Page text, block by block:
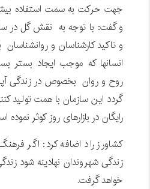
جهت حرکت به سمت استفاده
و گفت: با توجه به نقش گل در
و تاکید کارشناسان و روانشناسان
انسانها که موجب ایجاد بستر
روح و روان بخصوص در زندگی
گردد این سازمان با همت تولید
رایگان در بازارهای روز کوثر نموده
کشاورز راد اضافه کرد: اگر
زندگی شهروندان نهادینه شود
خواهد گرفت.